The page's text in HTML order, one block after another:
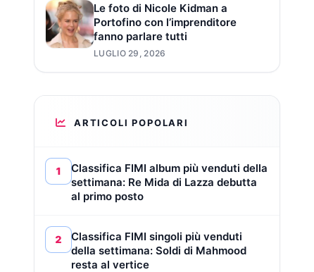
Le foto di Nicole Kidman a
Portofino con l’imprenditore
fanno parlare tutti
LUGLIO 29, 2026
ARTICOLI POPOLARI
1
Classifica FIMI album più venduti della
settimana: Re Mida di Lazza debutta
al primo posto
2
Classifica FIMI singoli più venduti
della settimana: Soldi di Mahmood
resta al vertice